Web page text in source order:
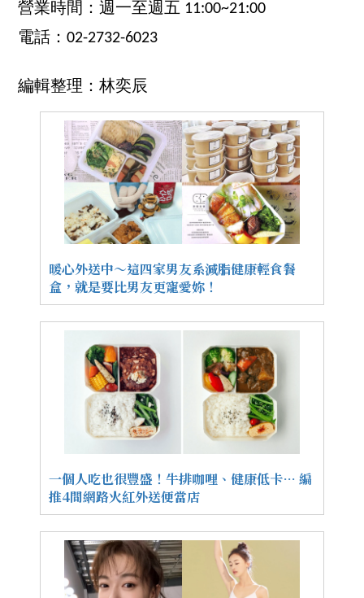
營業時間：週一至週五 11:00~21:00
電話：02-2732-6023
編輯整理：林奕辰
暖心外送中～這四家男友系減脂健康輕食餐
盒，就是要比男友更寵愛妳！
一個人吃也很豐盛！牛排咖哩、健康低卡… 編
推4間網路火紅外送便當店